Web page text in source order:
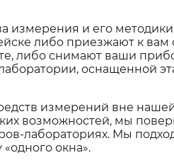
измерения и его
либо приезжают к вам
либо снимают ваши
оснащенной
измерений вне
возможностей, мы
лабораториях. Мы
окна».